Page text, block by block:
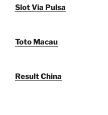
Slot Via Pulsa
Toto Macau
Result China